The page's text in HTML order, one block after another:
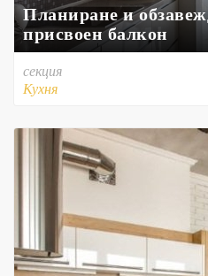
Планиране и
присвоен балкон
секция
Кухня